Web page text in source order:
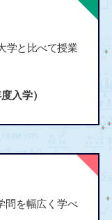
学と比べて授業
入学）
問を幅広く学べ